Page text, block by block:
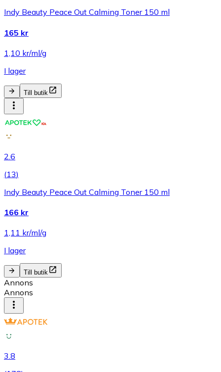
Indy Beauty Peace Out Calming Toner 150 ml
165 kr
1,10 kr/ml/g
I lager
Till butik
2.6
(13)
Indy Beauty Peace Out Calming Toner 150 ml
166 kr
1,11 kr/ml/g
I lager
Till butik
Annons
Annons
3.8